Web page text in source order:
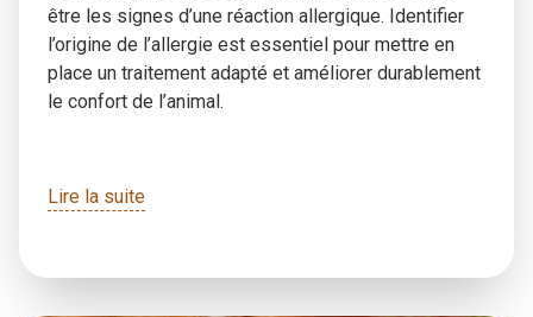
être les signes d’une réaction allergique. Identifier
l’origine de l’allergie est essentiel pour mettre en
place un traitement adapté et améliorer durablement
le confort de l’animal.
Lire la suite